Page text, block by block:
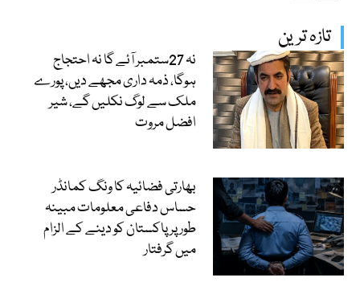
تازہ ترین
نہ 27ستمبر آئے گا نہ احتجاج
ہوگا، ذمہ داری مجھے دیں، پورے
ملک سے لوگ نکلیں گے، شیر
افضل مروت
بھارتی فضائیہ کا ونگ کمانڈر
حساس دفاعی معلومات مبینہ
طور پر پاکستان کو دینے کے الزام
میں گرفتار